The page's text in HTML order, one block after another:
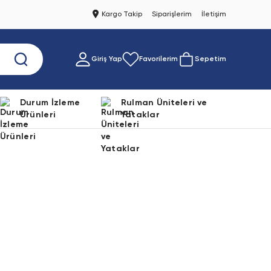
Kargo Takip Siparişlerim İletişim
Giriş Yap Favorilerim Sepetim
Durum İzleme
Ürünleri
Rulman Üniteleri ve
Yataklar